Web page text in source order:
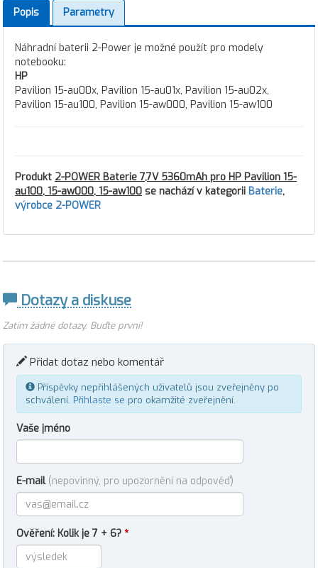
Popis Parametry
Náhradní baterii 2-Power je možné použít pro modely
notebooku:
HP
Pavilion 15-au00x, Pavilion 15-au01x, Pavilion 15-au02x,
Pavilion 15-au100, Pavilion 15-aw000, Pavilion 15-aw100
Produkt 2-POWER Baterie 7,7V 5360mAh pro HP Pavilion 15-
au100, 15-aw000, 15-aw100 se nachází v kategorii Baterie,
výrobce 2-POWER
Dotazy a diskuse
Zatím žádné dotazy. Buďte první!
Přidat dotaz nebo komentář
Příspěvky nepřihlášených uživatelů jsou zveřejněny po
schválení. Přihlaste se pro okamžité zveřejnění.
Vaše jméno
E-mail (nepovinný, pro upozornění na odpověď)
Ověření: Kolik je 7 + 6? *